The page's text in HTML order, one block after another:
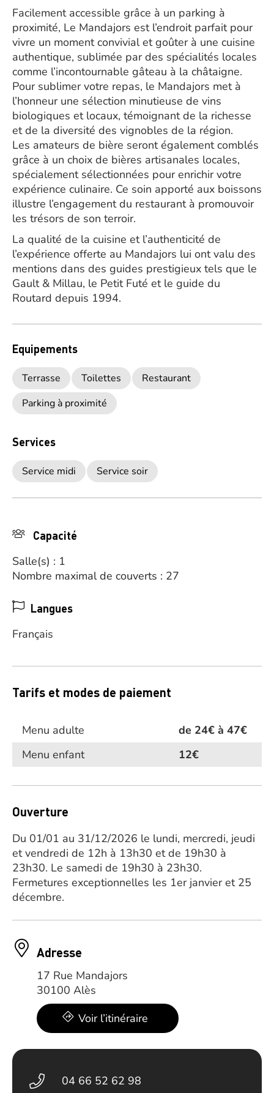
Facilement accessible grâce à un parking à
proximité, Le Mandajors est l’endroit parfait pour
vivre un moment convivial et goûter à une cuisine
authentique, sublimée par des spécialités locales
comme l’incontournable gâteau à la châtaigne.
Pour sublimer votre repas, le Mandajors met à
l’honneur une sélection minutieuse de vins
biologiques et locaux, témoignant de la richesse
et de la diversité des vignobles de la région.
Les amateurs de bière seront également comblés
grâce à un choix de bières artisanales locales,
spécialement sélectionnées pour enrichir votre
expérience culinaire. Ce soin apporté aux boissons
illustre l’engagement du restaurant à promouvoir
les trésors de son terroir.
La qualité de la cuisine et l’authenticité de
l’expérience offerte au Mandajors lui ont valu des
mentions dans des guides prestigieux tels que le
Gault & Millau, le Petit Futé et le guide du
Routard depuis 1994.
Equipements
Terrasse Toilettes
Restaurant
Parking à proximité
Services
Service midi Service soir
Capacité
Salle(s) : 1
Nombre maximal de couverts : 27
Langues
Français
Tarifs et modes de paiement
Menu adulte
de 24€ à 47€
Menu enfant
12€
Ouverture
Du 01/01 au 31/12/2026 le lundi, mercredi, jeudi
et vendredi de 12h à 13h30 et de 19h30 à
23h30. Le samedi de 19h30 à 23h30.
Fermetures exceptionnelles les 1er janvier et 25
décembre.
Adresse
17 Rue Mandajors
30100 Alès
Voir l’itinéraire
04 66 52 62 98